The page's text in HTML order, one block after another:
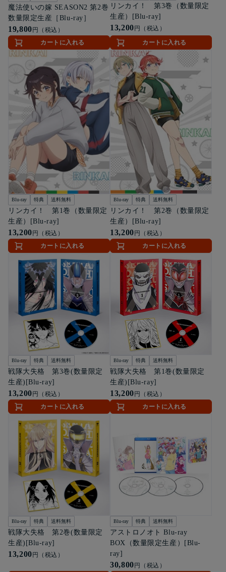
魔法使いの嫁 SEASON2 第2巻
数量限定生産［Blu-ray］
19,800 円（税込）
カートに入れる
リンカイ！ 第3巻（数量限定
生産）[Blu-ray]
13,200円（税込）
カートに入れる
Blu-ray 特典 送料無料
リンカイ！ 第1巻（数量限定
生産）[Blu-ray]
13,200 円（税込）
カートに入れる
Blu-ray 特典 送料無料
リンカイ！ 第2巻（数量限定
生産）[Blu-ray]
13,200 円（税込）
カートに入れる
Blu-ray 特典 送料無料
戦隊大失格 第3巻(数量限定
生産)[Blu-ray]
13,200 円（税込）
カートに入れる
Blu-ray 特典 送料無料
戦隊大失格 第1巻(数量限定
生産)[Blu-ray]
13,200 円（税込）
カートに入れる
Blu-ray 特典 送料無料
戦隊大失格 第2巻(数量限定
生産)[Blu-ray]
13,200 円（税込）
Blu-ray 特典 送料無料
アストロノオト Blu-ray
BOX（数量限定生産）[Blu-
ray]
30,800 円（税込）